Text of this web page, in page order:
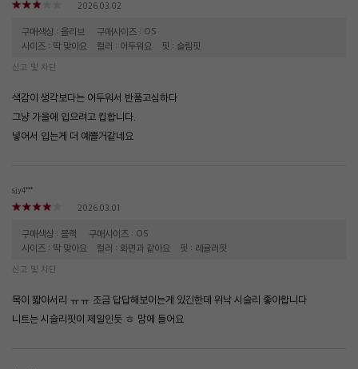
2026.03.02
구매색상 : 올리브
구매사이즈 : OS
사이즈 : 딱 맞아요
컬러 : 어두워요 핏 : 슬림핏
신고 및 차단
색감이 생각보다는 어두워서 반품고심하다
그냥 가을에 입으려고 킵합니다.
넣어서 입는게 더 예쁠거같네요
sjy4***
2026.03.01
구매색상 : 블랙
구매사이즈 : OS
사이즈 : 딱 맞아요
컬러 : 화면과 같아요 핏 : 레귤러핏
신고 및 차단
목이 짧아서리 ㅠㅠ 조금 답답해보이는게 있긴한데 위낙 시슬리 좋아합니다
니트는 시슬리핏이 제일인듯 ㅎ 맘에 들어요